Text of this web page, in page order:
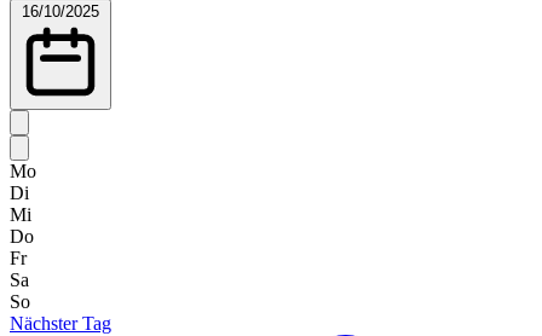
16/10/2025
Mo
Di
Mi
Do
Fr
Sa
So
Nächster Tag